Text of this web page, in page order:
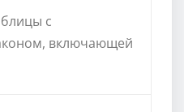
с
включающей